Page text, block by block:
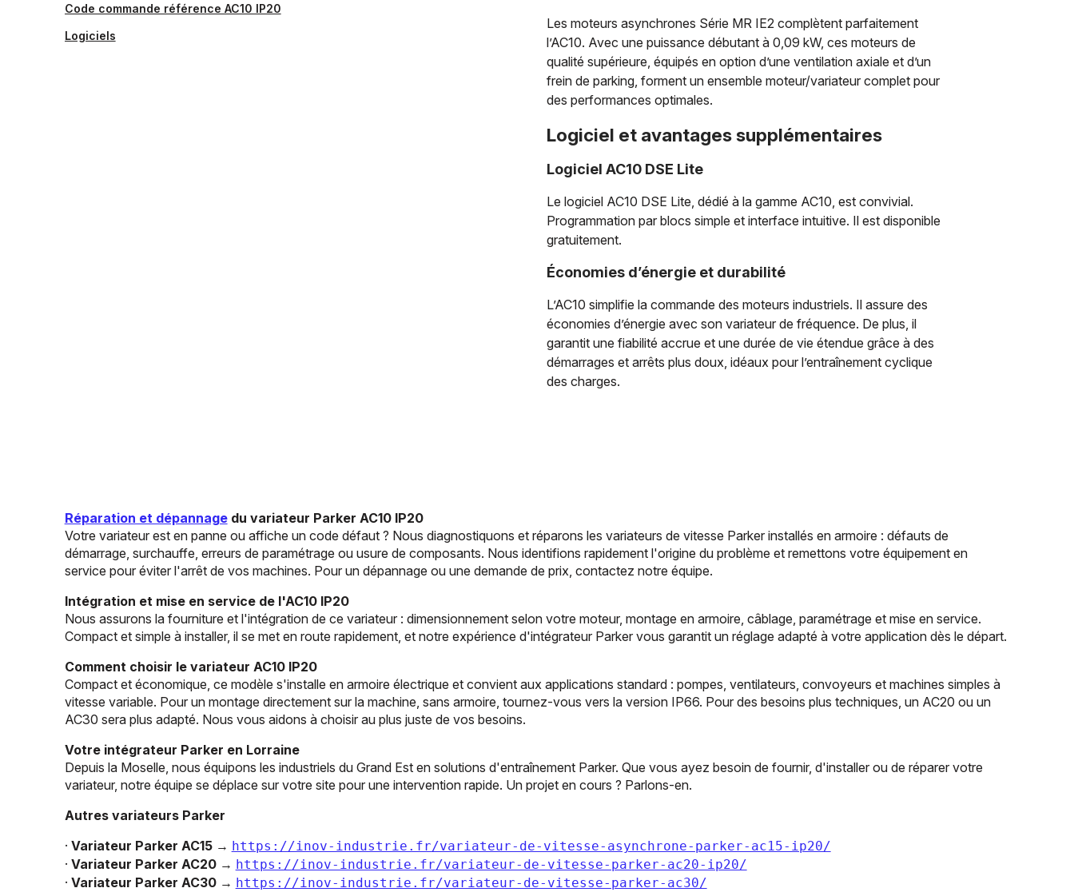
Code commande référence AC10 IP20
Logiciels
Les moteurs asynchrones Série MR IE2 complètent parfaitement
l’AC10. Avec une puissance débutant à 0,09 kW, ces moteurs de
qualité supérieure, équipés en option d’une ventilation axiale et d’un
frein de parking, forment un ensemble moteur/variateur complet pour
des performances optimales.
Logiciel et avantages supplémentaires
Logiciel AC10 DSE Lite
Le logiciel AC10 DSE Lite, dédié à la gamme AC10, est convivial.
Programmation par blocs simple et interface intuitive. Il est disponible
gratuitement.
Économies d’énergie et durabilité
L’AC10 simplifie la commande des moteurs industriels. Il assure des
économies d’énergie avec son variateur de fréquence. De plus, il
garantit une fiabilité accrue et une durée de vie étendue grâce à des
démarrages et arrêts plus doux, idéaux pour l’entraînement cyclique
des charges.
Réparation et dépannagedu variateur Parker AC10 IP20
Votre variateur est en panne ou affiche un code défaut ? Nous diagnostiquons et réparons les variateurs de vitesse Parker installés en armoire : défauts de
démarrage, surchauffe, erreurs de paramétrage ou usure de composants. Nous identifions rapidement l'origine du problème et remettons votre équipement en
service pour éviter l'arrêt de vos machines. Pour un dépannage ou une demande de prix, contactez notre équipe.
Intégration et mise en service de l'AC10 IP20
Nous assurons la fourniture et l'intégration de ce variateur : dimensionnement selon votre moteur, montage en armoire, câblage, paramétrage et mise en service.
Compact et simple à installer, il se met en route rapidement, et notre expérience d'intégrateur Parker vous garantit un réglage adapté à votre application dès le départ.
Comment choisir le variateur AC10 IP20
Compact et économique, ce modèle s'installe en armoire électrique et convient aux applications standard : pompes, ventilateurs, convoyeurs et machines simples à
vitesse variable. Pour un montage directement sur la machine, sans armoire, tournez-vous vers la version IP66. Pour des besoins plus techniques, un AC20 ou un
AC30 sera plus adapté. Nous vous aidons à choisir au plus juste de vos besoins.
Votre intégrateur Parker en Lorraine
Depuis la Moselle, nous équipons les industriels du Grand Est en solutions d'entraînement Parker. Que vous ayez besoin de fournir, d'installer ou de réparer votre
variateur, notre équipe se déplace sur votre site pour une intervention rapide. Un projet en cours ? Parlons-en.
Autres variateurs Parker
· Variateur Parker AC15→ https://inov-industrie.fr/variateur-de-vitesse-asynchrone-parker-ac15-ip20/
· Variateur Parker AC20→ https://inov-industrie.fr/variateur-de-vitesse-parker-ac20-ip20/
· Variateur Parker AC30→ https://inov-industrie.fr/variateur-de-vitesse-parker-ac30/